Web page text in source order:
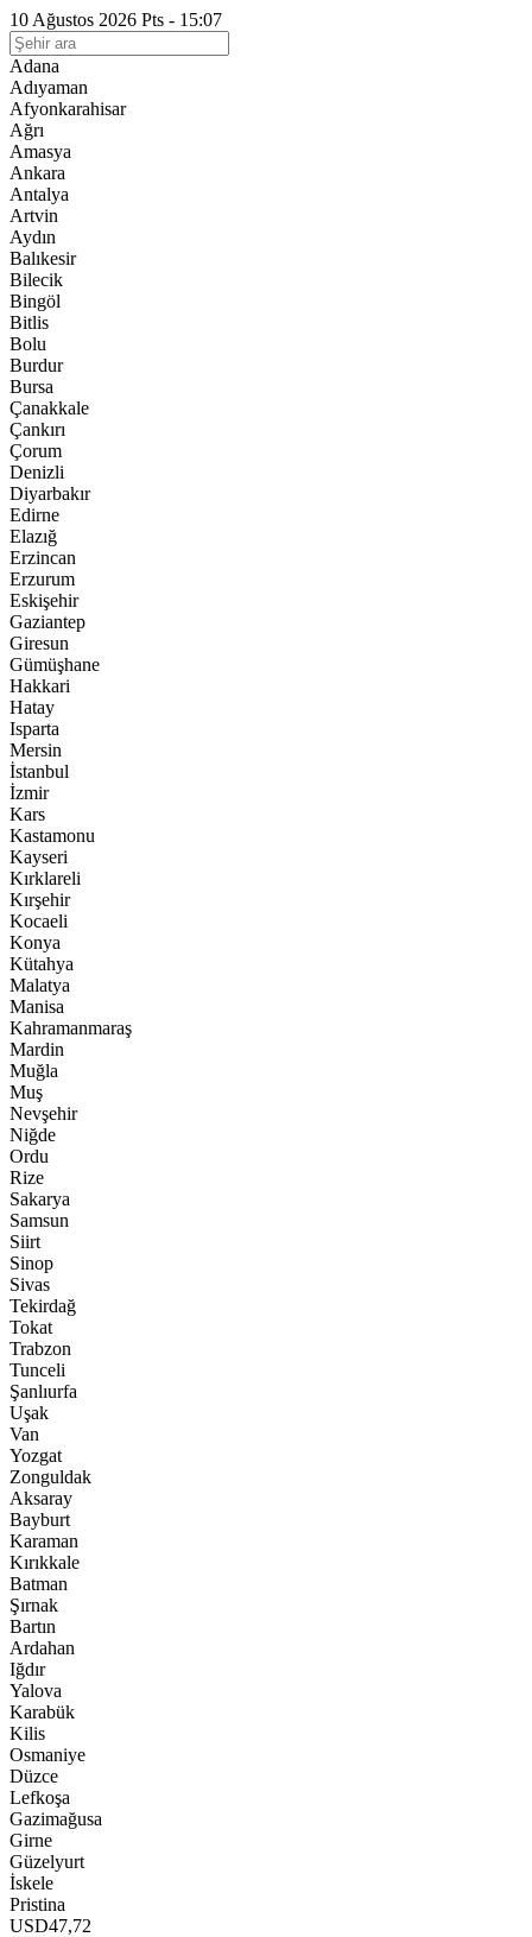
10 Ağustos 2026 Pts - 15:07
Adana
Adıyaman
Afyonkarahisar
Ağrı
Amasya
Ankara
Antalya
Artvin
Aydın
Balıkesir
Bilecik
Bingöl
Bitlis
Bolu
Burdur
Bursa
Çanakkale
Çankırı
Çorum
Denizli
Diyarbakır
Edirne
Elazığ
Erzincan
Erzurum
Eskişehir
Gaziantep
Giresun
Gümüşhane
Hakkari
Hatay
Isparta
Mersin
İstanbul
İzmir
Kars
Kastamonu
Kayseri
Kırklareli
Kırşehir
Kocaeli
Konya
Kütahya
Malatya
Manisa
Kahramanmaraş
Mardin
Muğla
Muş
Nevşehir
Niğde
Ordu
Rize
Sakarya
Samsun
Siirt
Sinop
Sivas
Tekirdağ
Tokat
Trabzon
Tunceli
Şanlıurfa
Uşak
Van
Yozgat
Zonguldak
Aksaray
Bayburt
Karaman
Kırıkkale
Batman
Şırnak
Bartın
Ardahan
Iğdır
Yalova
Karabük
Kilis
Osmaniye
Düzce
Lefkoşa
Gazimağusa
Girne
Güzelyurt
İskele
Pristina
USD47,72